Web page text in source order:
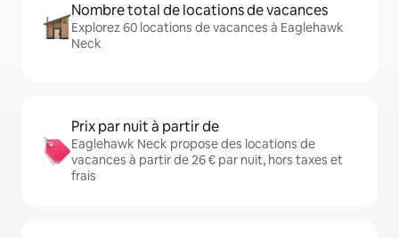
Nombre total de locations de vacances
Explorez 60 locations de vacances à Eaglehawk
Neck
Prix par nuit à partir de
Eaglehawk Neck propose des locations de
vacances à partir de 26 € par nuit, hors taxes et
frais